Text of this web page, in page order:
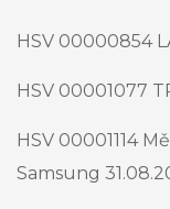
HSV 00000854
HSV 00001077
HSV 00001114
Samsung